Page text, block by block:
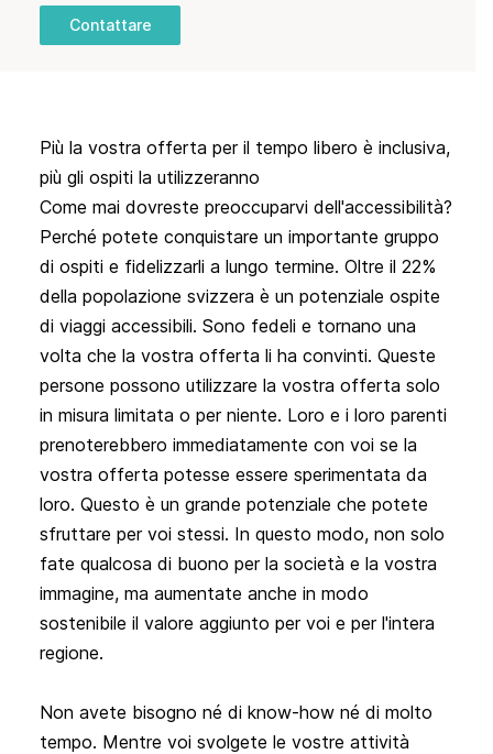
Contattare
Più la vostra offerta per il tempo libero è inclusiva,
più gli ospiti la utilizzeranno
Come mai dovreste preoccuparvi dell'accessibilità?
Perché potete conquistare un importante gruppo
di ospiti e fidelizzarli a lungo termine. Oltre il 22%
della popolazione svizzera è un potenziale ospite
di viaggi accessibili. Sono fedeli e tornano una
volta che la vostra offerta li ha convinti. Queste
persone possono utilizzare la vostra offerta solo
in misura limitata o per niente. Loro e i loro parenti
prenoterebbero immediatamente con voi se la
vostra offerta potesse essere sperimentata da
loro. Questo è un grande potenziale che potete
sfruttare per voi stessi. In questo modo, non solo
fate qualcosa di buono per la società e la vostra
immagine, ma aumentate anche in modo
sostenibile il valore aggiunto per voi e per l'intera
regione.
Non avete bisogno né di know-how né di molto
tempo. Mentre voi svolgete le vostre attività